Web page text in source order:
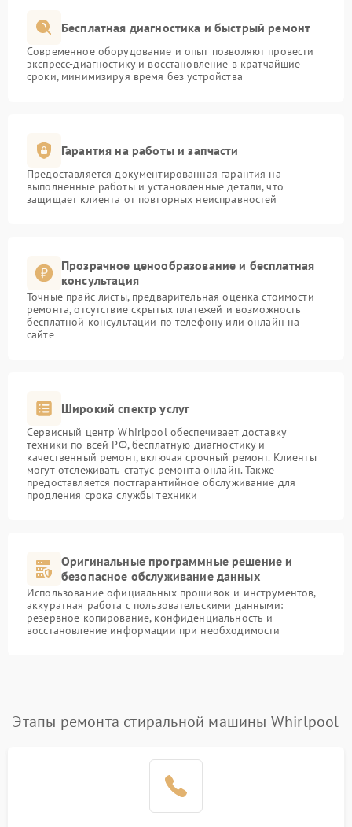
Бесплатная диагностика и быстрый ремонт
Современное оборудование и опыт позволяют провести
экспресс-диагностику и восстановление в кратчайшие
сроки, минимизируя время без устройства
Гарантия на работы и запчасти
Предоставляется документированная гарантия на
выполненные работы и установленные детали, что
защищает клиента от повторных неисправностей
Прозрачное ценообразование и бесплатная
консультация
Точные прайс-листы, предварительная оценка стоимости
ремонта, отсутствие скрытых платежей и возможность
бесплатной консультации по телефону или онлайн на
сайте
Широкий спектр услуг
Сервисный центр Whirlpool обеспечивает доставку
техники по всей РФ, бесплатную диагностику и
качественный ремонт, включая срочный ремонт. Клиенты
могут отслеживать статус ремонта онлайн. Также
предоставляется постгарантийное обслуживание для
продления срока службы техники
Оригинальные программные решение и
безопасное обслуживание данных
Использование официальных прошивок и инструментов,
аккуратная работа с пользовательскими данными:
резервное копирование, конфиденциальность и
восстановление информации при необходимости
Этапы ремонта стиральной машины Whirlpool